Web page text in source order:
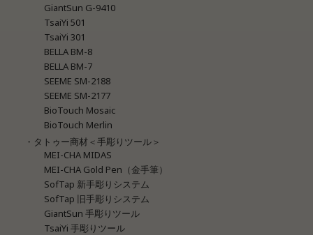
GiantSun G-9410
TsaiYi 501
TsaiYi 301
BELLA BM-8
BELLA BM-7
SEEME SM-2188
SEEME SM-2177
BioTouch Mosaic
BioTouch Merlin
・タトゥー商材＜手彫りツール＞
MEI-CHA MIDAS
MEI-CHA Gold Pen（金手筆）
SofTap 新手彫りシステム
SofTap 旧手彫りシステム
GiantSun 手彫りツール
TsaiYi 手彫りツール